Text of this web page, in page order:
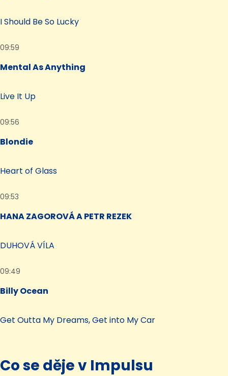
I Should Be So Lucky
09:59
Mental As Anything
Live It Up
09:56
Blondie
Heart of Glass
09:53
HANA ZAGOROVÁ A PETR REZEK
DUHOVÁ VÍLA
09:49
Billy Ocean
Get Outta My Dreams, Get into My Car
Co se děje v Impulsu